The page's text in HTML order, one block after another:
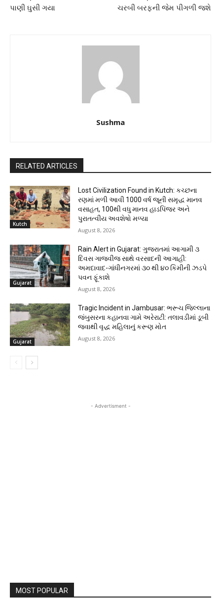
પાણી ઘુસી ગયા
ચરબી બરફની જેમ પીગળી જશે
Sushma
RELATED ARTICLES
Kutch
Lost Civilization Found in Kutch: કચ્છના
રણમાં મળી આવી 1000 વર્ષ જૂની સમૃદ્ધ માનવ
વસાહત, 100થી વધુ માનવ હાડપિંજર અને
પુરાતત્વીય અવશેષો મળ્યા
August 8, 2026
Gujarat
Rain Alert in Gujarat: ગુજરાતમાં આગામી ૩
દિવસ ગાજવીજ સાથે વરસાદની આગાહી:
અમદાવાદ-ગાંધીનગરમાં ૩૦ થી ૪૦ કિમીની ઝડપે
પવન ફૂંકાશે
August 8, 2026
Gujarat
Tragic Incident in Jambusar: ભરૂચ જિલ્લાના
જંબુસરના કહાનવા ગામે અરેરાટી: તલાવડીમાં ડૂબી
જવાથી વૃદ્ધ મહિલાનું કરૂણ મોત
August 8, 2026
- Advertisment -
MOST POPULAR